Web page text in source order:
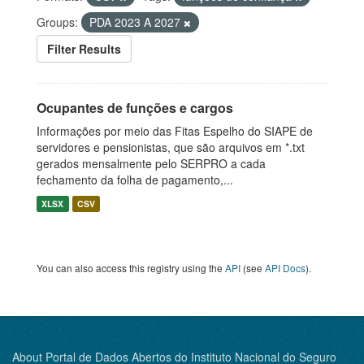
Groups:
PDA 2023 A 2027
Filter Results
Ocupantes de funções e cargos
Informações por meio das Fitas Espelho do SIAPE de
servidores e pensionistas, que são arquivos em *.txt
gerados mensalmente pelo SERPRO a cada
fechamento da folha de pagamento,...
XLSX CSV
You can also access this registry using the API (see API Docs).
About Portal de Dados Abertos do Instituto Nacional do Seguro